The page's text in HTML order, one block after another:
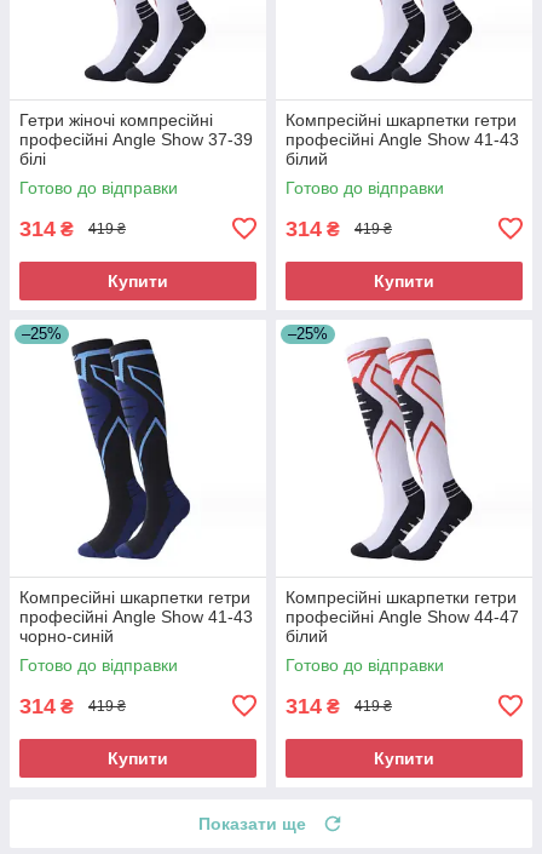
Гетри жіночі компресійні
професійні Angle Show 37-39
білі
Готово до відправки
314 ₴ 419 ₴
Купити
Компресійні шкарпетки гетри
професійні Angle Show 41-43
білий
Готово до відправки
314 ₴ 419 ₴
Купити
–25%
Компресійні шкарпетки гетри
професійні Angle Show 41-43
чорно-синій
Готово до відправки
314 ₴ 419 ₴
Купити
–25%
Компресійні шкарпетки гетри
професійні Angle Show 44-47
білий
Готово до відправки
314 ₴ 419 ₴
Купити
Показати ще